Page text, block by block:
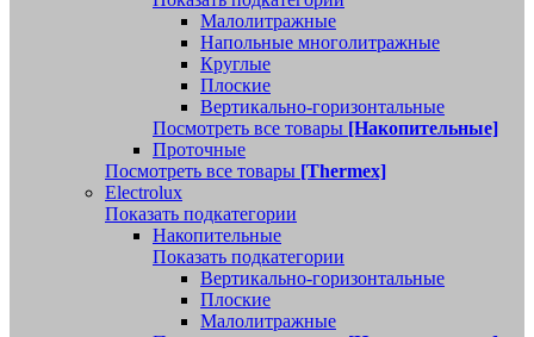
Малолитражные
Напольные многолитражные
Круглые
Плоские
Вертикально-горизонтальные
Посмотреть все товары [Накопительные]
Проточные
Посмотреть все товары [Thermex]
Electrolux
Показать подкатегории
Накопительные
Показать подкатегории
Вертикально-горизонтальные
Плоские
Малолитражные